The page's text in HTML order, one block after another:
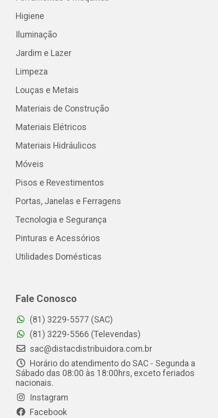
Higiene
Iluminação
Jardim e Lazer
Limpeza
Louças e Metais
Materiais de Construção
Materiais Elétricos
Materiais Hidráulicos
Móveis
Pisos e Revestimentos
Portas, Janelas e Ferragens
Tecnologia e Segurança
Pinturas e Acessórios
Utilidades Domésticas
Fale Conosco
(81) 3229-5577 (SAC)
(81) 3229-5566 (Televendas)
sac@distacdistribuidora.com.br
Horário do atendimento do SAC - Segunda a
Sábado das 08:00 às 18:00hrs, exceto feriados
nacionais.
Instagram
Facebook